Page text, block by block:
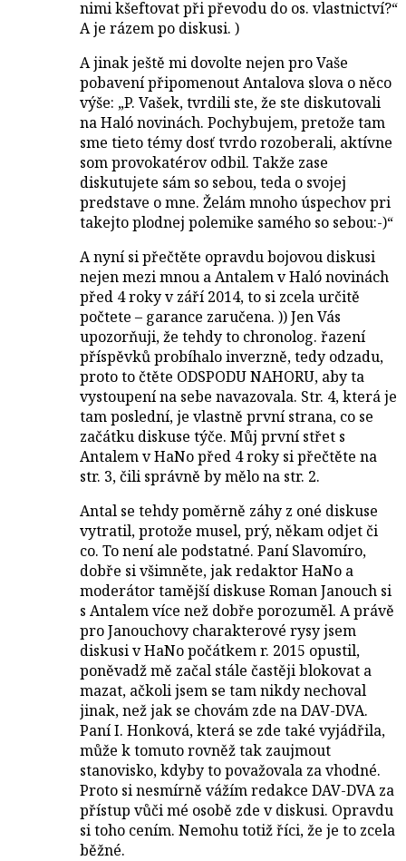
nimi kšeftovat při převodu do os. vlastnictví?“
A je rázem po diskusi. )
A jinak ještě mi dovolte nejen pro Vaše
pobavení připomenout Antalova slova o něco
výše: „P. Vašek, tvrdili ste, že ste diskutovali
na Haló novinách. Pochybujem, pretože tam
sme tieto témy dosť tvrdo rozoberali, aktívne
som provokatérov odbil. Takže zase
diskutujete sám so sebou, teda o svojej
predstave o mne. Želám mnoho úspechov pri
takejto plodnej polemike samého so sebou:-)“
A nyní si přečtěte opravdu bojovou diskusi
nejen mezi mnou a Antalem v Haló novinách
před 4 roky v září 2014, to si zcela určitě
počtete – garance zaručena. )) Jen Vás
upozorňuji, že tehdy to chronolog. řazení
příspěvků probíhalo inverzně, tedy odzadu,
proto to čtěte ODSPODU NAHORU, aby ta
vystoupení na sebe navazovala. Str. 4, která je
tam poslední, je vlastně první strana, co se
začátku diskuse týče. Můj první střet s
Antalem v HaNo před 4 roky si přečtěte na
str. 3, čili správně by mělo na str. 2.
Antal se tehdy poměrně záhy z oné diskuse
vytratil, protože musel, prý, někam odjet či
co. To není ale podstatné. Paní Slavomíro,
dobře si všimněte, jak redaktor HaNo a
moderátor tamější diskuse Roman Janouch si
s Antalem více než dobře porozuměl. A právě
pro Janouchovy charakterové rysy jsem
diskusi v HaNo počátkem r. 2015 opustil,
poněvadž mě začal stále častěji blokovat a
mazat, ačkoli jsem se tam nikdy nechoval
jinak, než jak se chovám zde na DAV-DVA.
Paní I. Honková, která se zde také vyjádřila,
může k tomuto rovněž tak zaujmout
stanovisko, kdyby to považovala za vhodné.
Proto si nesmírně vážím redakce DAV-DVA za
přístup vůči mé osobě zde v diskusi. Opravdu
si toho cením. Nemohu totiž říci, že je to zcela
běžné.